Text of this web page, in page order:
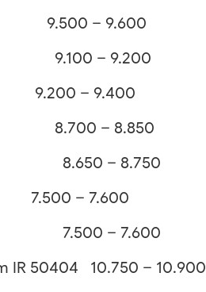
9.500 – 9.600
– 9.200
– 9.400
– 8.850
– 8.750
– 7.600
– 7.600
IR 50404 10.750 – 10.900